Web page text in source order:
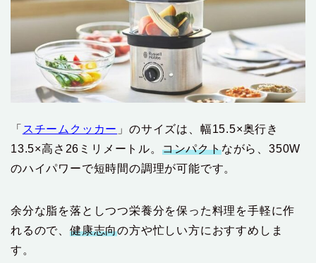
「 スチームクッカー 」のサイズは、幅15.5×奥行き
13.5×高さ26ミリメートル。 コンパクトながら、350W
のハイパワーで短時間の調理が可能です。
余分な脂を落としつつ栄養分を保った料理を手軽に作
れるので、 健康志向の方や忙しい方におすすめしま
す。